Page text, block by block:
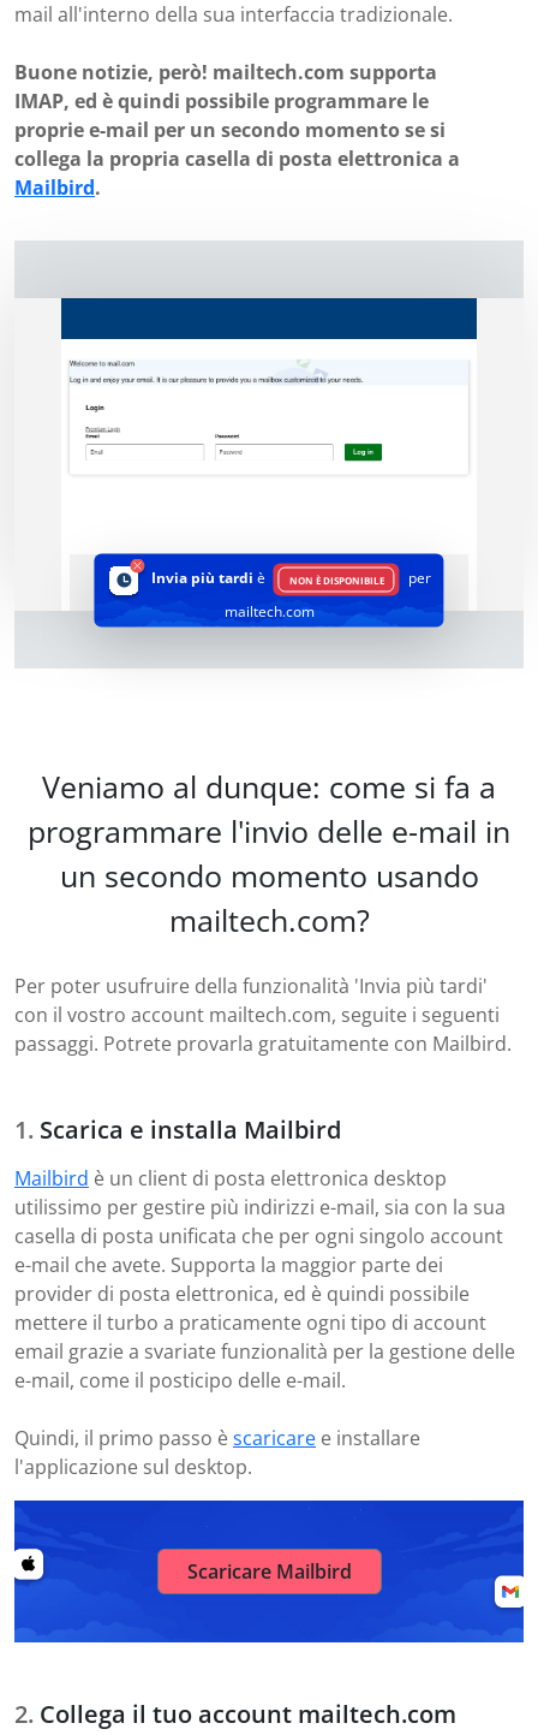
mail all'interno della sua interfaccia tradizionale.
Buone notizie, però! mailtech.com supporta
IMAP, ed è quindi possibile programmare le
proprie e-mail per un secondo momento se si
collega la propria casella di posta elettronica a
Mailbird.
Invia più tardi è NON È DISPONIBILE
per
mailtech.com
Veniamo al dunque: come si fa a
programmare l'invio delle e-mail in
un secondo momento usando
mailtech.com?
Per poter usufruire della funzionalità 'Invia più tardi'
con il vostro account mailtech.com, seguite i seguenti
passaggi. Potrete provarla gratuitamente con Mailbird.
Scarica e installa Mailbird
Mailbird è un client di posta elettronica desktop
utilissimo per gestire più indirizzi e-mail, sia con la sua
casella di posta unificata che per ogni singolo account
e-mail che avete. Supporta la maggior parte dei
provider di posta elettronica, ed è quindi possibile
mettere il turbo a praticamente ogni tipo di account
email grazie a svariate funzionalità per la gestione delle
e-mail, come il posticipo delle e-mail.
Quindi, il primo passo èscaricare e installare
l'applicazione sul desktop.
Scaricare Mailbird
Collega il tuo account mailtech.com